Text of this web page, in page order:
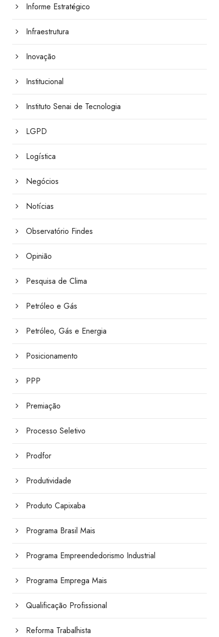
Informe Estratégico
Infraestrutura
Inovação
Institucional
Instituto Senai de Tecnologia
LGPD
Logística
Negócios
Notícias
Observatório Findes
Opinião
Pesquisa de Clima
Petróleo e Gás
Petróleo, Gás e Energia
Posicionamento
PPP
Premiação
Processo Seletivo
Prodfor
Produtividade
Produto Capixaba
Programa Brasil Mais
Programa Empreendedorismo Industrial
Programa Emprega Mais
Qualificação Profissional
Reforma Trabalhista